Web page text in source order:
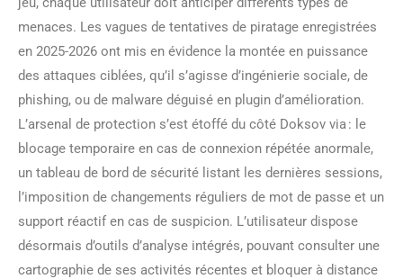
menaces. Les vagues de tentatives de piratage enregistrées
en 2025-2026 ont mis en évidence la montée en puissance
des attaques ciblées, qu’il s’agisse d’ingénierie sociale, de
phishing, ou de malware déguisé en plugin d’amélioration.
L’arsenal de protection s’est étoffé du côté Doksov via : le
blocage temporaire en cas de connexion répétée anormale,
un tableau de bord de sécurité listant les dernières sessions,
l’imposition de changements réguliers de mot de passe et un
support réactif en cas de suspicion. L’utilisateur dispose
désormais d’outils d’analyse intégrés, pouvant consulter une
cartographie de ses activités récentes et bloquer à distance